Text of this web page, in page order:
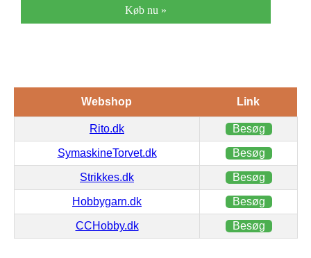
12,4×12,4 cm,
Køb nu »
Webshop Link
Rito.dk Besøg
SymaskineTorvet.dk Besøg
Strikkes.dk Besøg
Hobbygarn.dk Besøg
CCHobby.dk Besøg